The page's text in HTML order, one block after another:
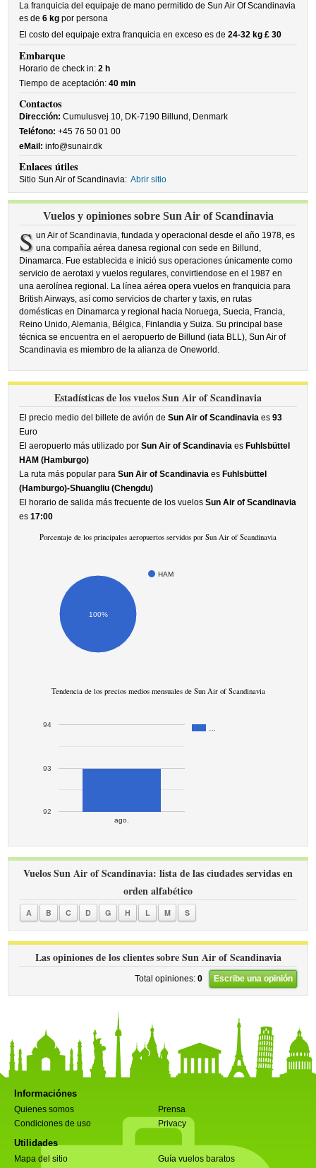
La franquicia del equipaje de mano permitido de Sun Air Of Scandinavia
es de6 kg por persona
El costo del equipaje extra franquicia en exceso es de24-32 kg £ 30
Embarque
Horario de check in:2 h
Tiempo de aceptación:40 min
Contactos
Dirección: Cumulusvej 10, DK-7190 Billund, Denmark
Teléfono: +45 76 50 01 00
eMail: info@sunair.dk
Enlaces útiles
Sitio Sun Air of Scandinavia: Abrir sitio
Vuelos y opiniones sobre Sun Air of Scandinavia
S un Air of Scandinavia, fundada y operacional desde el año 1978, es
una compañía aérea danesa regional con sede en Billund,
Dinamarca. Fue establecida e inició sus operaciones únicamente como
servicio de aerotaxi y vuelos regulares, convirtiendose en el 1987 en
una aerolínea regional. La línea aérea opera vuelos en franquicia para
British Airways, así como servicios de charter y taxis, en rutas
domésticas en Dinamarca y regional hacia Noruega, Suecia, Francia,
Reino Unido, Alemania, Bélgica, Finlandia y Suiza. Su principal base
técnica se encuentra en el aeropuerto de Billund (iata BLL), Sun Air of
Scandinavia es miembro de la alianza de Oneworld.
Estadísticas de los vuelos Sun Air of Scandinavia
El precio medio del billete de avión deSun Air of Scandinavia es93
Euro
El aeropuerto más utilizado porSun Air of Scandinavia es Fuhlsbüttel
HAM (Hamburgo)
La ruta más popular paraSun Air of Scandinavia es Fuhlsbüttel
(Hamburgo)-Shuangliu (Chengdu)
El horario de salida más frecuente de los vuelosSun Air of Scandinavia
es17:00
Porcentaje de los principales aeropuertos servidos por Sun Air of Scandinavia
HAM
100%
Tendencia de los precios medios mensuales de Sun Air of Scandinavia
ago.
92
93
94
Vuelos Sun Air of Scandinavia: lista de las ciudades servidas en
orden alfabético
A B C D G H L M S
Las opiniones de los clientes sobre Sun Air of Scandinavia
Total opiniones: 0 Escribe una opinión
Informaciónes
Quienes somos
Prensa
Condiciones de uso
Privacy
Utilidades
Mapa del sitio Guía vuelos baratos